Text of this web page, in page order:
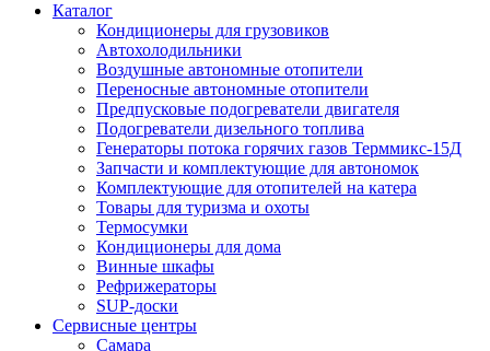
Каталог
Кондиционеры для грузовиков
Автохолодильники
Воздушные автономные отопители
Переносные автономные отопители
Предпусковые подогреватели двигателя
Подогреватели дизельного топлива
Генераторы потока горячих газов Терммикс-15Д
Запчасти и комплектующие для автономок
Комплектующие для отопителей на катера
Товары для туризма и охоты
Термосумки
Кондиционеры для дома
Винные шкафы
Рефрижераторы
SUP-доски
Сервисные центры
Самара